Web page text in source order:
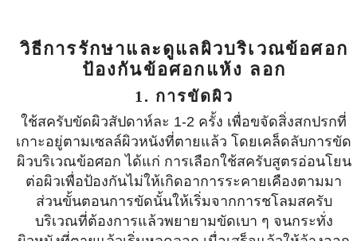
วิธีการรักษาและดูแลผิวบริเวณข้อศอก
ป้องกันข้อศอกแห้ง ลอก
1. การขัดผิว
ใช้สครับขัดผิวสัปดาห์ละ 1-2 ครั้ง เพื่อขจัดสิ่งสกปรกที่
เกาะอยู่ตามเซลล์ผิวหนังที่ตายแล้ว โดยเคล็ดลับการขัด
ผิวบริเวณข้อศอก ได้แก่ การเลือกใช้สครับสูตรอ่อนโยน
ต่อผิวเพื่อป้องกันไม่ให้เกิดอาการระคายเคืองตามมา
ส่วนขั้นตอนการขัดนั้นให้เริ่มจากการชโลมสครับ
บริเวณที่ต้องการแล้วพยายามขัดเบา ๆ จนกระทั่ง